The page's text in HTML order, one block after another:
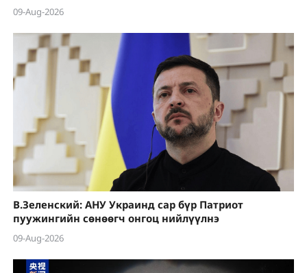
09-Aug-2026
В.Зеленский: АНУ Украинд сар бүр Патриот
пуужингийн сөнөөгч онгоц нийлүүлнэ
09-Aug-2026